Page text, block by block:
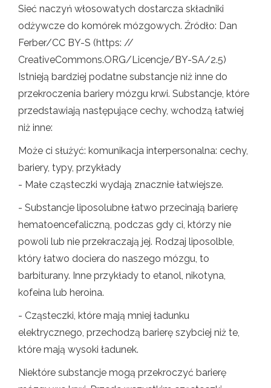
Sieć naczyń włosowatych dostarcza składniki
odżywcze do komórek mózgowych. Źródło: Dan
Ferber/CC BY-S (https: //
CreativeCommons.ORG/Licencje/BY-SA/2.5)
Istnieją bardziej podatne substancje niż inne do
przekroczenia bariery mózgu krwi. Substancje, które
przedstawiają następujące cechy, wchodzą łatwiej
niż inne:
Może ci służyć: komunikacja interpersonalna: cechy,
bariery, typy, przykłady
- Małe cząsteczki wydają znacznie łatwiejsze.
- Substancje liposolubne łatwo przecinają barierę
hematoencefaliczną, podczas gdy ci, którzy nie
powoli lub nie przekraczają jej. Rodzaj liposolble,
który łatwo dociera do naszego mózgu, to
barbiturany. Inne przykłady to etanol, nikotyna,
kofeina lub heroina.
- Cząsteczki, które mają mniej ładunku
elektrycznego, przechodzą barierę szybciej niż te,
które mają wysoki ładunek.
Niektóre substancje mogą przekroczyć barierę